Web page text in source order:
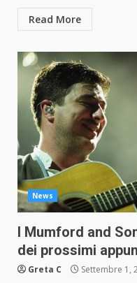
Read More
News
I Mumford and
dei prossimi
Greta C Settembre 1,